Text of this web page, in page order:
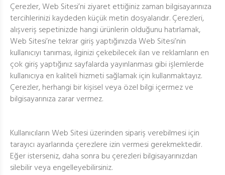
Çerezler, Web Sitesi’ni ziyaret ettiğiniz zaman bilgisayarınıza
tercihlerinizi kaydeden küçük metin dosyalarıdır. Çerezleri,
alışveriş sepetinizde hangi ürünlerin olduğunu hatırlamak,
Web Sitesi’ne tekrar giriş yaptığınızda Web Sitesi’nin
kullanıcıyı tanıması, ilginizi çekebilecek ilan ve reklamların en
çok giriş yaptığınız sayfalarda yayınlanması gibi işlemlerde
kullanıcıya en kaliteli hizmeti sağlamak için kullanmaktayız.
Çerezler, herhangi bir kişisel veya özel bilgi içermez ve
bilgisayarınıza zarar vermez.
Kullanıcıların Web Sitesi üzerinden sipariş verebilmesi için
tarayıcı ayarlarında çerezlere izin vermesi gerekmektedir.
Eğer isterseniz, daha sonra bu çerezleri bilgisayarınızdan
silebilir veya engelleyebilirsiniz.